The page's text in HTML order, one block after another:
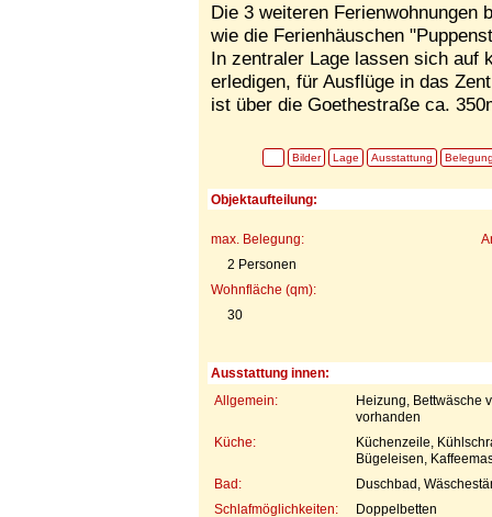
Die 3 weiteren Ferienwohnungen
wie die Ferienhäuschen
In zentraler Lage lassen sich auf
erledigen, für Ausflüge in das
ist über die Goethestraße ca.
Bilder Lage Ausstattung
Objektaufteilung:
max. Belegung:
2 Personen
Wohnfläche (qm):
30
Ausstattung innen:
Allgemein:
Heizung, Bettwäsche
vorhanden
Küche:
Küchenzeile,
Bügeleisen,
Bad:
Duschbad,
Schlafmöglichkeiten:
Doppelbetten